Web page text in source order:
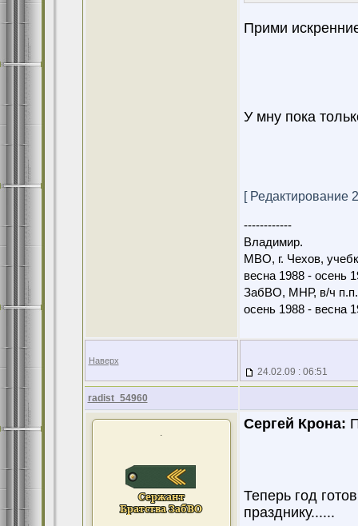
Прими
У мну пока
[ Редактирование
------------
Владимир.
МВО, г. Чехов,
весна 1988 - осень
ЗабВО, МНР, в/ч
осень 1988 - весна
Наверх
24.02.09 : 06:51
radist_54960
.
Сергей Крона:
Теперь год
празднику......